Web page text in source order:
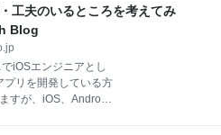
な速度で操作できる
を布教するのも簡単
（エンジニアリン
。 私自身、デザイン
たばかりです。 今
役割や、お客様にと
の密接な関わりなど
におけるデザインエ
工夫のいるところを考えてみ
Blog
iOSエンジニアとし
プリを開発している方
すが、iOS、Android